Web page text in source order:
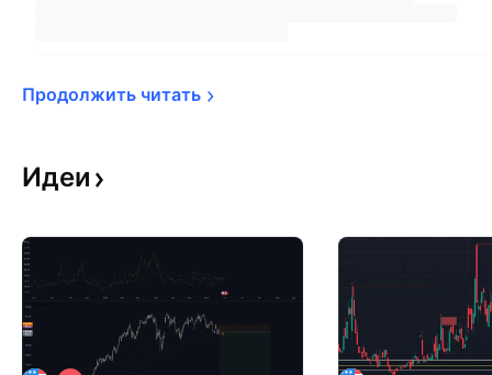
Продолжить читать
Идеи